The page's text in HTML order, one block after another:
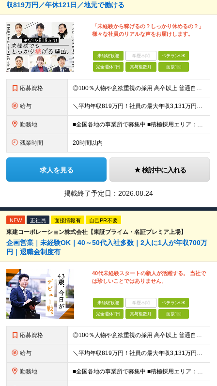
収819万円／年休121日／地元で働ける
「未経験から稼げるの？しっかり休めるの？」
様々な社員のリアルな声をお届けします。
未経験歓迎 学歴不問 ベテランOK
完全週休2日 賞与複数月 面接1回
応募資格 ◎100％人物や意欲重視の採用 高卒以上 普通自動車第一種運転免許取得者（AT限定可） ★職歴は全く問いません！ 前向きにコツコツと向き合える方であれば結果がついてくるお仕事です。 現職・無職、正社
給与 ＼平均年収819万円！社員の最大年収3,131万円／ 固定給だけで、年収524万円も可能！ インセンティブだけでなく固定給でもしっかり稼げる仕組みです！ 【入社初年度】 年収400万～550万円＋イ
勤務地 ■全国各地の事業所で募集中 ■積極採用エリア：東京・神奈川・埼玉・千葉・愛知 ※希望の勤務地で働ける！通勤可能な事業所を選定していきます ※地元に戻って働きたいUターン希望者も歓迎します！ ※社用車を
残業時間 20時間以内
求人を見る 検討中に入れる
掲載終了予定日： 2026.08.24
NEW 正社員 面接情報有 自己PR不要
東建コーポレーション株式会社【東証プライム・名証プレミア上場】
企画営業｜未経験OK｜40～50代入社多数｜2人に1人が年収700万
円｜退職金制度有
40代未経験スタートの新人が活躍する。 当社で
は珍しいことではありません。
未経験歓迎 学歴不問 ベテランOK
完全週休2日 賞与複数月 面接1回
応募資格 ◎100％人物や意欲重視の採用 高卒以上 普通自動車第一種運転免許取得者（AT限定可） ★職歴は全く問いません！ 前向きにコツコツと向き合える方であれば結果がついてくるお仕事です。 現職・無職、正社
給与 ＼平均年収819万円！社員の最大年収3,131万円／ ＼2人に1人が年収700万円以上／ ＼5人に1人が年収1,000万円以上！／ 固定給だけで、年収524万円も可能！ インセンティブだけでなく固定給
勤務地 ■全国各地の事業所で募集中 ■積極採用エリア：東京・神奈川・埼玉・千葉・愛知 ※希望の勤務地で働ける！通勤可能な事業所を選定していきます ※地元に戻って働きたいUターン希望者も歓迎します！ ※社用車を